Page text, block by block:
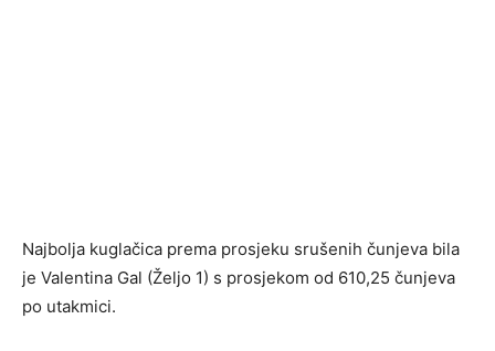
Najbolja kuglačica prema prosjeku srušenih čunjeva bila
je Valentina Gal (Željo 1) s prosjekom od 610,25 čunjeva
po utakmici.